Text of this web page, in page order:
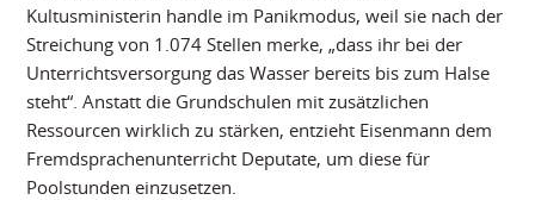
Kultusministerin handle im Panikmodus, weil sie nach der
Streichung von 1.074 Stellen merke, „dass ihr bei der
Unterrichtsversorgung das Wasser bereits bis zum Halse
steht“. Anstatt die Grundschulen mit zusätzlichen
Ressourcen wirklich zu stärken, entzieht Eisenmann dem
Fremdsprachenunterricht Deputate, um diese für
Poolstunden einzusetzen.